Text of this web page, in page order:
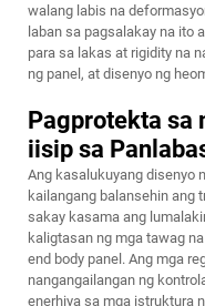
walang labis na
laban sa pagsalakay na ito
para sa lakas at rigidity na
ng panel, at disenyo ng
Pagprotekta sa
iisip sa
Ang kasalukuyang disenyo
kailangang balansehin ang
sakay kasama ang
kaligtasan ng mga tawag
end body panel. Ang mga
nangangailangan ng
enerhiya sa mga istruktura